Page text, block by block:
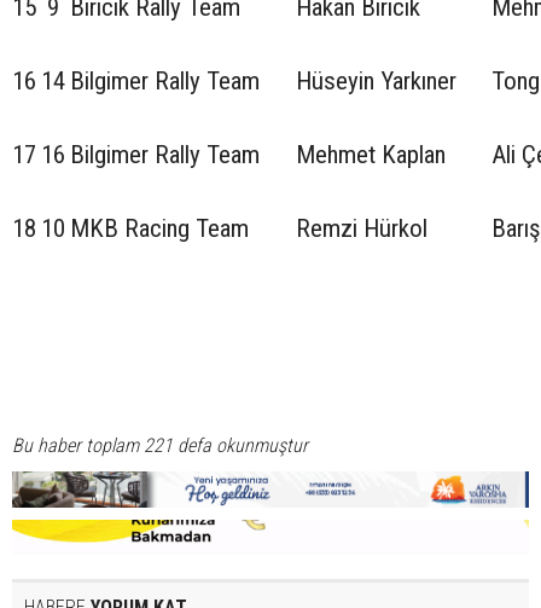
15 9 Biricik Rally Team Hakan Biricik
16 14 Bilgimer Rally Team Hüseyin Yarkıner
17 16 Bilgimer Rally Team Mehmet Kaplan Ali
18 10 MKB Racing Team Remzi Hürkol
Bu haber toplam 221 defa okunmuştur